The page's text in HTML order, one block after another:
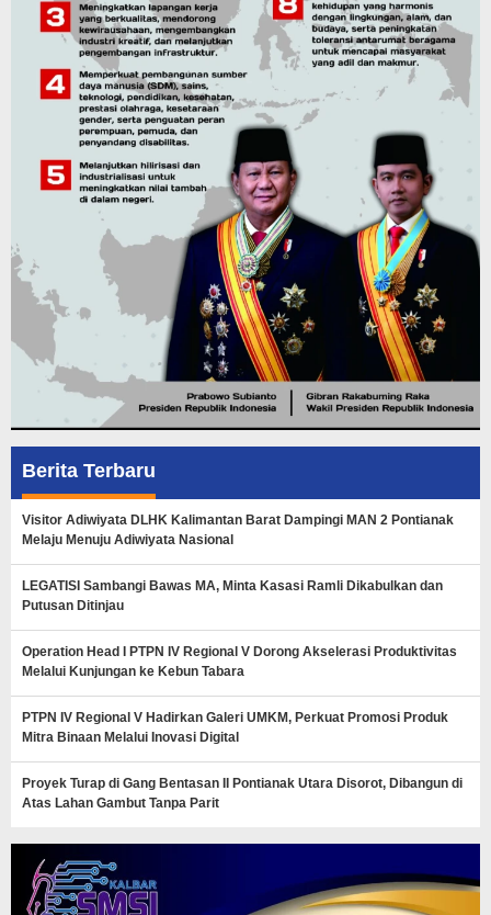
Berita Terbaru
Visitor Adiwiyata DLHK Kalimantan Barat Dampingi MAN 2 Pontianak
Melaju Menuju Adiwiyata Nasional
LEGATISI Sambangi Bawas MA, Minta Kasasi Ramli Dikabulkan dan
Putusan Ditinjau
Operation Head I PTPN IV Regional V Dorong Akselerasi Produktivitas
Melalui Kunjungan ke Kebun Tabara
PTPN IV Regional V Hadirkan Galeri UMKM, Perkuat Promosi Produk
Mitra Binaan Melalui Inovasi Digital
Proyek Turap di Gang Bentasan II Pontianak Utara Disorot, Dibangun di
Atas Lahan Gambut Tanpa Parit